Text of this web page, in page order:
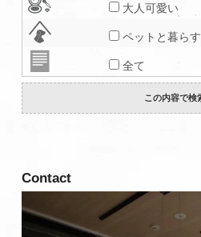
大人可愛い
ペットと暮らす
全て
Contact